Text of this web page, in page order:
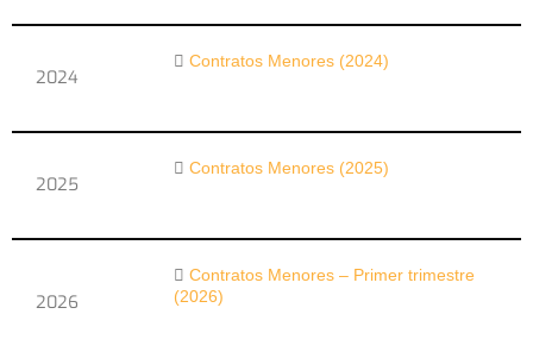
2024
Contratos Menores (2024)
2025
Contratos Menores (2025)
2026
Contratos Menores – Primer trimestre
(2026)